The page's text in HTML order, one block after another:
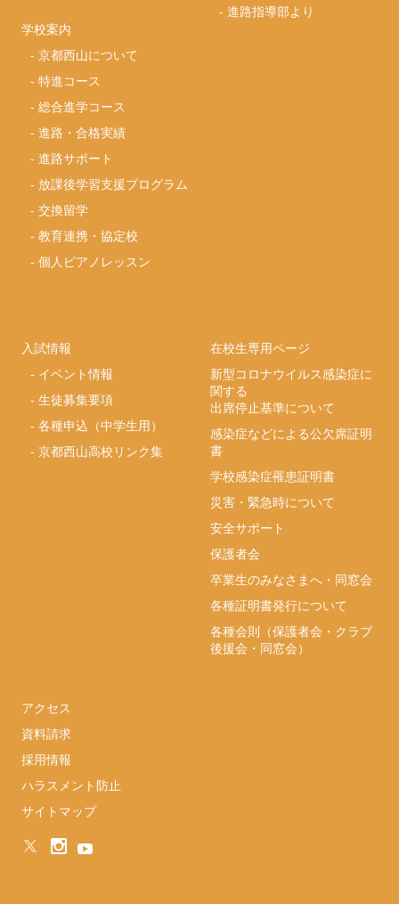
学校案内
-京都西山について
-特進コース
-総合進学コース
-進路・合格実績
-進路サポート
- 放課後学習支援プログラム
-交換留学
-教育連携・協定校
-個人ピアノレッスン
-進路指導部より
入試情報
- イベント情報
-生徒募集要項
-各種申込（中学生用）
-京都西山高校リンク集
在校生専用ページ
新型コロナウイルス感染症に
関する
出席停止基準について
感染症などによる公欠席証明
書
学校感染症罹患証明書
災害・緊急時について
安全サポート
保護者会
卒業生のみなさまへ・同窓会
各種証明書発行について
各種会則（保護者会・クラブ
後援会・同窓会）
アクセス
資料請求
採用情報
ハラスメント防止
サイトマップ